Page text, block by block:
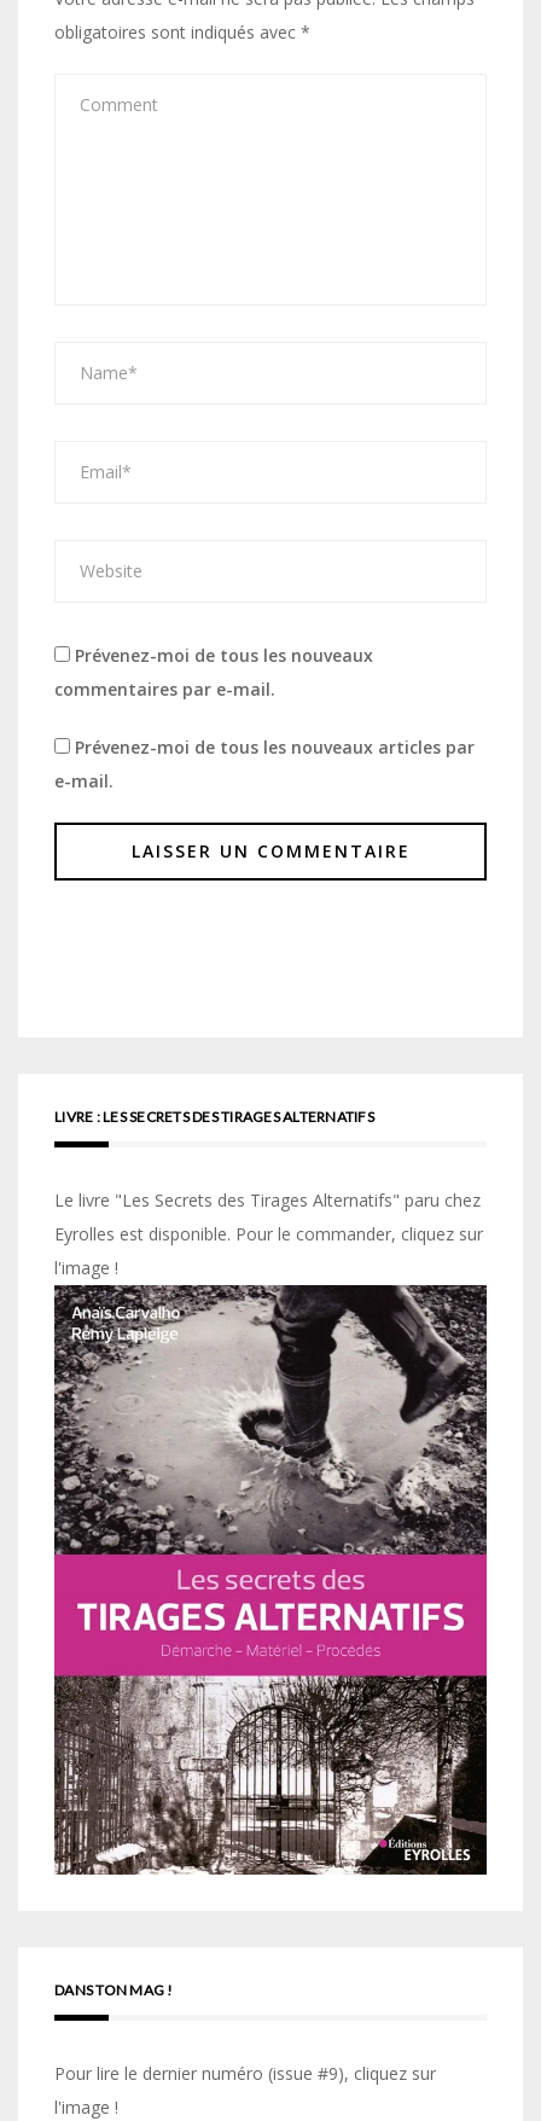
obligatoires sont indiqués avec *
Prévenez-moi de tous les nouveaux
commentaires par e-mail.
Prévenez-moi de tous les nouveaux articles par
e-mail.
LIVRE : LES SECRETS DES TIRAGES ALTERNATIFS
Le livre "Les Secrets des Tirages Alternatifs" paru chez
Eyrolles est disponible. Pour le commander, cliquez sur
l'image !
DANS TON MAG !
Pour lire le dernier numéro (issue #9), cliquez sur
l'image !